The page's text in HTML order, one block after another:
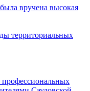
вручена высокая
территориальных